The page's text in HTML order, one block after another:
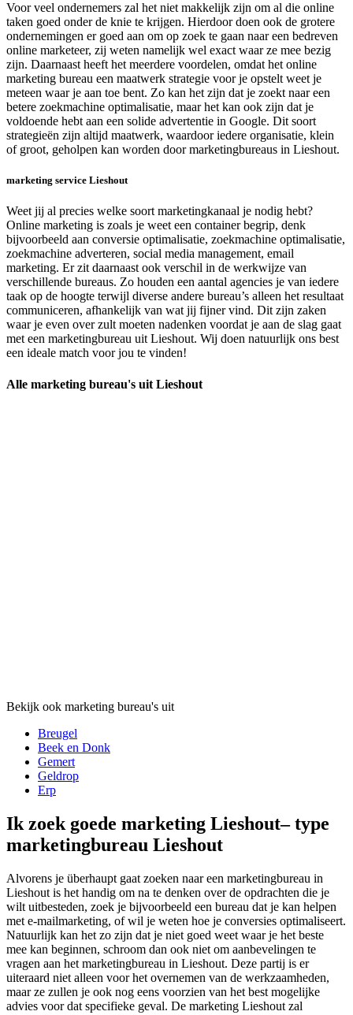
Voor veel ondernemers zal het niet makkelijk zijn om al die online
taken goed onder de knie te krijgen. Hierdoor doen ook de grotere
ondernemingen er goed aan om op zoek te gaan naar een bedreven
online marketeer, zij weten namelijk wel exact waar ze mee bezig
zijn. Daarnaast heeft het meerdere voordelen, omdat het online
marketing bureau een maatwerk strategie voor je opstelt weet je
meteen waar je aan toe bent. Zo kan het zijn dat je zoekt naar een
betere zoekmachine optimalisatie, maar het kan ook zijn dat je
voldoende hebt aan een solide advertentie in Google. Dit soort
strategieën zijn altijd maatwerk, waardoor iedere organisatie, klein
of groot, geholpen kan worden door marketingbureaus in Lieshout.
marketing service Lieshout
Weet jij al precies welke soort marketingkanaal je nodig hebt?
Online marketing is zoals je weet een container begrip, denk
bijvoorbeeld aan conversie optimalisatie, zoekmachine optimalisatie,
zoekmachine adverteren, social media management, email
marketing. Er zit daarnaast ook verschil in de werkwijze van
verschillende bureaus. Zo houden een aantal agencies je van iedere
taak op de hoogte terwijl diverse andere bureau’s alleen het resultaat
communiceren, afhankelijk van wat jij fijner vind. Dit zijn zaken
waar je even over zult moeten nadenken voordat je aan de slag gaat
met een marketingbureau uit Lieshout. Wij doen natuurlijk ons best
een ideale match voor jou te vinden!
Alle marketing bureau's uit Lieshout
Bekijk ook marketing bureau's uit
Breugel
Beek en Donk
Gemert
Geldrop
Erp
Ik zoek goede marketing Lieshout– type
marketingbureau Lieshout
Alvorens je überhaupt gaat zoeken naar een marketingbureau in
Lieshout is het handig om na te denken over de opdrachten die je
wilt uitbesteden, zoek je bijvoorbeeld een bureau dat je kan helpen
met e-mailmarketing, of wil je weten hoe je conversies optimaliseert.
Natuurlijk kan het zo zijn dat je niet goed weet waar je het beste
mee kan beginnen, schroom dan ook niet om aanbevelingen te
vragen aan het marketingbureau in Lieshout. Deze partij is er
uiteraard niet alleen voor het overnemen van de werkzaamheden,
maar ze zullen je ook nog eens voorzien van het best mogelijke
advies voor dat specifieke geval. De marketing Lieshout zal